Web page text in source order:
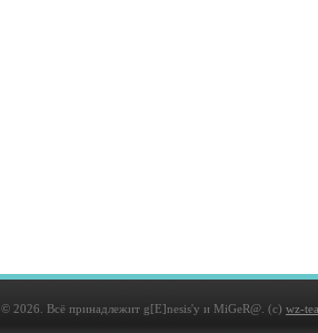
© 2026. Всё принадлежит g[E]nesis'у и MiGeR@. (с) wz-